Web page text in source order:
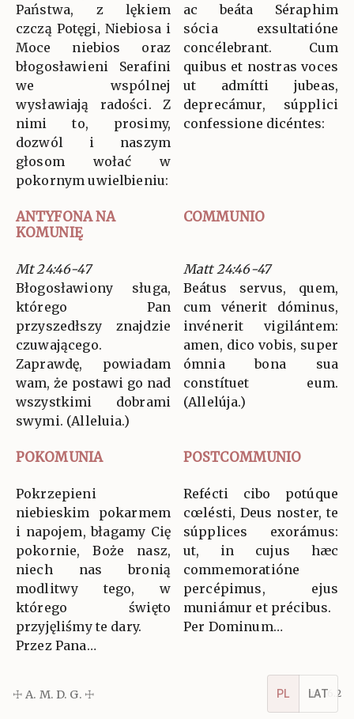
Państwa, z lękiem
czczą Potęgi, Niebiosa i
Moce niebios oraz
błogosławieni Serafini
we wspólnej
wysławiają radości. Z
nimi to, prosimy,
dozwól i naszym
głosom wołać w
pokornym uwielbieniu:
ac beáta Séraphim
sócia exsultatióne
concélebrant. Cum
quibus et nostras voces
ut admítti jubeas,
deprecámur, súpplici
confessione dicéntes:
ANTYFONA NA
KOMUNIĘ
COMMUNIO
Mt 24:46-47
Błogosławiony sługa,
którego Pan
przyszedłszy znajdzie
czuwającego.
Zaprawdę, powiadam
wam, że postawi go nad
wszystkimi dobrami
swymi. (Alleluia.)
Matt 24:46-47
Beátus servus, quem,
cum vénerit dóminus,
invénerit vigilántem:
amen, dico vobis, super
ómnia bona sua
constítuet eum.
(Allelúja.)
POKOMUNIA POSTCOMMUNIO
Pokrzepieni
niebieskim pokarmem
i napojem, błagamy Cię
pokornie, Boże nasz,
niech nas bronią
modlitwy tego, w
którego święto
przyjęliśmy te dary.
Przez Pana…
Refécti cibo potúque
cœlésti, Deus noster, te
súpplices exorámus:
ut, in cujus hæc
commemoratióne
percépimus, ejus
muniámur et précibus.
Per Dominum…
PL LAT
☩ A. M. D. G. ☩ v5.16.2